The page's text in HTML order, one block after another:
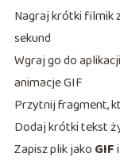
Nagraj krótki filmik
sekund
Wgraj go do
animacje GIF
Przytnij fragment,
Dodaj krótki tekst
Zapisz plik jako GIF